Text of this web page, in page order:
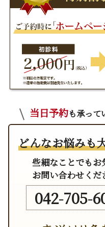
当日予約も承って
どんなお悩みも
些細なことでもお
お問い合わせくだ
042-705-